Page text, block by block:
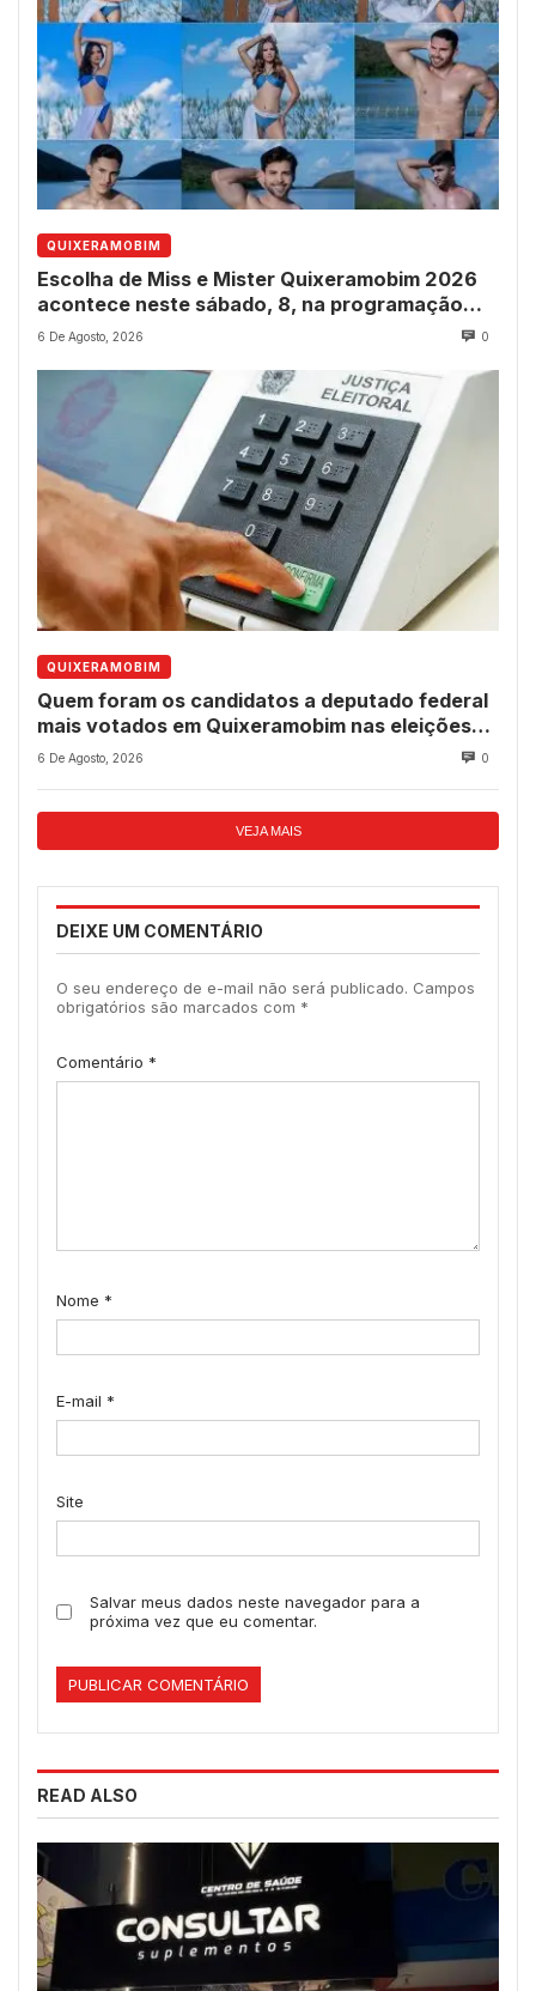
QUIXERAMOBIM
Escolha de Miss e Mister Quixeramobim 2026
acontece neste sábado, 8, na programação
dos 237 anos do município
6 De Agosto, 2026 0
QUIXERAMOBIM
Quem foram os candidatos a deputado federal
mais votados em Quixeramobim nas eleições
de 2022?
6 De Agosto, 2026 0
VEJA MAIS
DEIXE UM COMENTÁRIO
O seu endereço de e-mail não será publicado. Campos
obrigatórios são marcados com *
Comentário *
Nome *
E-mail *
Site
Salvar meus dados neste navegador para a
próxima vez que eu comentar.
READ ALSO